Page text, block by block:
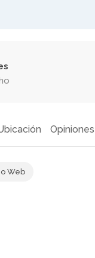
Opiniones
Web